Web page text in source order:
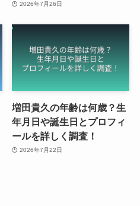
2026年7月26日
増田貴久の年齢は何歳？生
年月日や誕生日とプロフィ
ールを詳しく調査！
2026年7月22日